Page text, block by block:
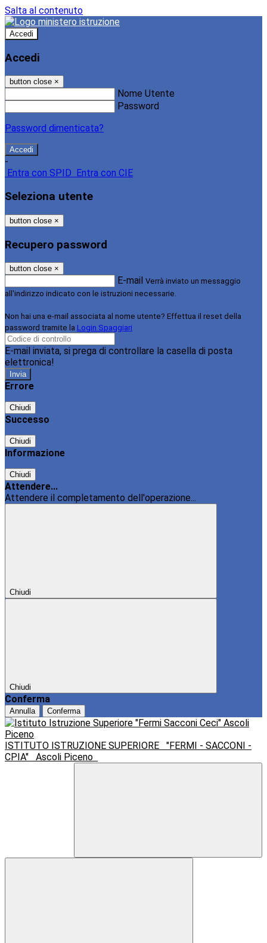
Salta al contenuto
Accedi
Accedi
button close ×
Nome Utente
Password
Password dimenticata?
-
Entra con SPID
Entra con CIE
Seleziona utente
button close ×
Recupero password
button close ×
E-mail Verrà inviato un messaggio
all'indirizzo indicato con le istruzioni necessarie.
Non hai una e-mail associata al nome utente? Effettua il reset della
password tramite la Login Spaggiari
E-mail inviata, si prega di controllare la casella di posta
elettronica!
Errore
Chiudi
Successo
Chiudi
Informazione
Chiudi
Attendere...
Attendere il completamento dell'operazione...
Chiudi
Chiudi
Conferma
Annulla Conferma
ISTITUTO ISTRUZIONE SUPERIORE
"FERMI - SACCONI -
CPIA"
Ascoli Piceno